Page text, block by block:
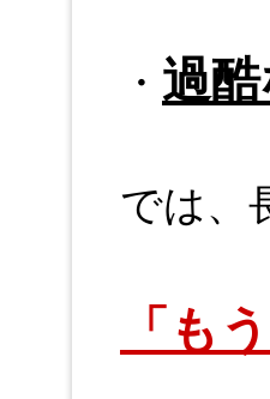
・ 過
では、
「も